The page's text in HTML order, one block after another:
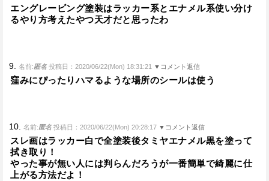
エングレービング塗装はラッカー系とエナメル系使い分け
るやり方考えたやつ天才だと思ったわ
9. 名前:匿名 投稿日：2020/06/22(Mon) 18:31:21 ▼コメント返信
窪みにぴったりハマるような場所のシールは使う
10. 名前:匿名 投稿日：2020/06/22(Mon) 20:28:17 ▼コメント返信
スレ画はラッカー白で全塗装後タミヤエナメル黒を塗って
拭き取り！
やった事が無い人には判らんだろうが一番簡単で綺麗に仕
上がる方法だよ！